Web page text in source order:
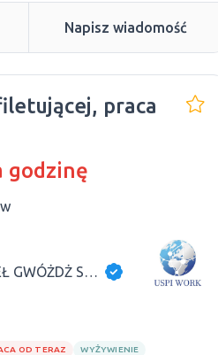
Napisz wiadomość
praca
godzinę
USPI WORK PAWEŁ GWÓŻDŻ SP.K
OD TERAZ WYŻYWIENIE